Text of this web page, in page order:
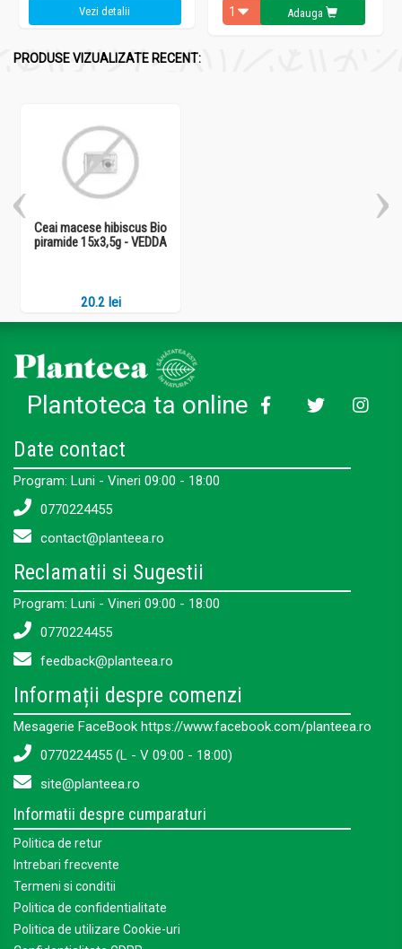
Vezi detalii Adauga
PRODUSE VIZUALIZATE RECENT:
Ceai macese hibiscus Bio
piramide 15x3,5g - VEDDA
20.2 lei
Plantoteca ta online
Date contact
Program: Luni - Vineri 09:00 - 18:00
0770224455
contact@planteea.ro
Reclamatii si Sugestii
Program: Luni - Vineri 09:00 - 18:00
0770224455
feedback@planteea.ro
Informații despre comenzi
Mesagerie FaceBook https://www.facebook.com/planteea.ro
0770224455 (L - V 09:00 - 18:00)
site@planteea.ro
Informatii despre cumparaturi
Politica de retur
Intrebari frecvente
Termeni si conditii
Politica de confidentialitate
Politica de utilizare Cookie-uri